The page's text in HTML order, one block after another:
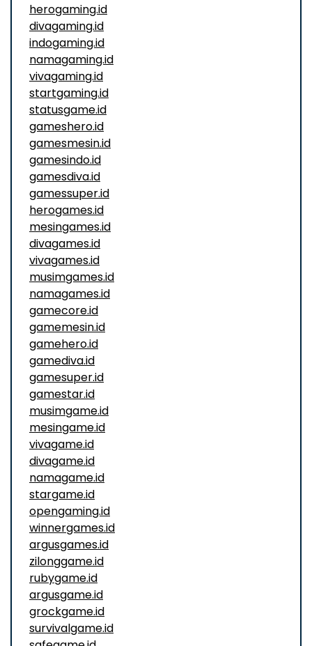
herogaming.id
divagaming.id
indogaming.id
namagaming.id
vivagaming.id
startgaming.id
statusgame.id
gameshero.id
gamesmesin.id
gamesindo.id
gamesdiva.id
gamessuper.id
herogames.id
mesingames.id
divagames.id
vivagames.id
musimgames.id
namagames.id
gamecore.id
gamemesin.id
gamehero.id
gamediva.id
gamesuper.id
gamestar.id
musimgame.id
mesingame.id
vivagame.id
divagame.id
namagame.id
stargame.id
opengaming.id
winnergames.id
argusgames.id
zilonggame.id
rubygame.id
argusgame.id
grockgame.id
survivalgame.id